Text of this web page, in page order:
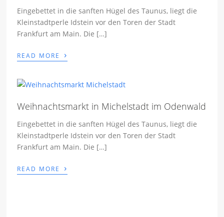
Eingebettet in die sanften Hügel des Taunus, liegt die
Kleinstadtperle Idstein vor den Toren der Stadt
Frankfurt am Main. Die […]
READ MORE ›
Weihnachtsmarkt in Michelstadt im Odenwald
Eingebettet in die sanften Hügel des Taunus, liegt die
Kleinstadtperle Idstein vor den Toren der Stadt
Frankfurt am Main. Die […]
READ MORE ›